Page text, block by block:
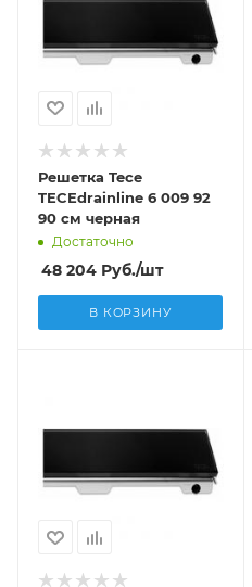
Решетка Tece
TECEdrainline 6 009 92
90 см черная
Достаточно
48 204 Руб./шт
В КОРЗИНУ